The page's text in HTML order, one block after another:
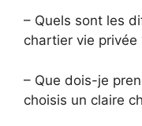
– Quels sont les
chartier vie privée
– Que dois-je
choisis un claire